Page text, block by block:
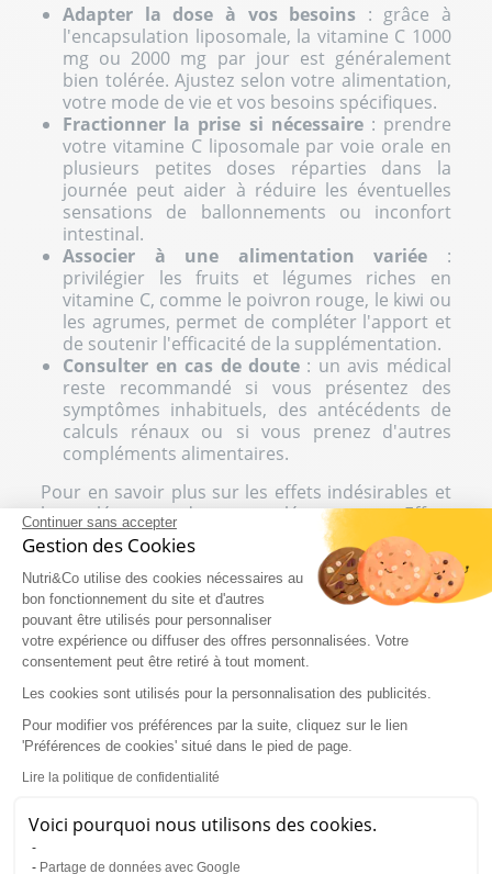
Continuer sans accepter
Gestion des Cookies
Nutri&Co utilise des cookies nécessaires au
bon fonctionnement du site et d'autres
pouvant être utilisés pour personnaliser
votre expérience ou diffuser des offres personnalisées. Votre
consentement peut être retiré à tout moment.
Les cookies sont utilisés pour la personnalisation des publicités.
Pour modifier vos préférences par la suite, cliquez sur le lien
'Préférences de cookies' situé dans le pied de page.
Lire la politique de confidentialité
Voici pourquoi nous utilisons des cookies.
Partage de données avec Google
Adapter la dose à vos besoins : grâce à
l'encapsulation liposomale, la vitamine C 1000
mg ou 2000 mg par jour est généralement
bien tolérée. Ajustez selon votre alimentation,
votre mode de vie et vos besoins spécifiques.
Fractionner la prise si nécessaire: prendre
votre vitamine C liposomale par voie orale en
plusieurs petites doses réparties dans la
journée peut aider à réduire les éventuelles
sensations de ballonnements ou inconfort
intestinal.
Associer à une alimentation variée :
privilégier les fruits et légumes riches en
vitamine C, comme le poivron rouge, le kiwi ou
les agrumes, permet de compléter l'apport et
de soutenir l'efficacité de la supplémentation.
Consulter en cas de doute : un avis médical
reste recommandé si vous présentez des
symptômes inhabituels, des antécédents de
calculs rénaux ou si vous prenez d'autres
compléments alimentaires.
Pour en savoir plus sur les effets indésirables et
la tolérance des compléments :Effets
indésirables des compléments alimentaires.
QUELLES SONT LES CONTRE-
INDICATIONS DE LA VITAMINE C
LIPOSOMALE ?
Une forme mieux absorbée, mais
attention au foie et à l'intestin
vitamine C pénètre plus efficacement les cellules